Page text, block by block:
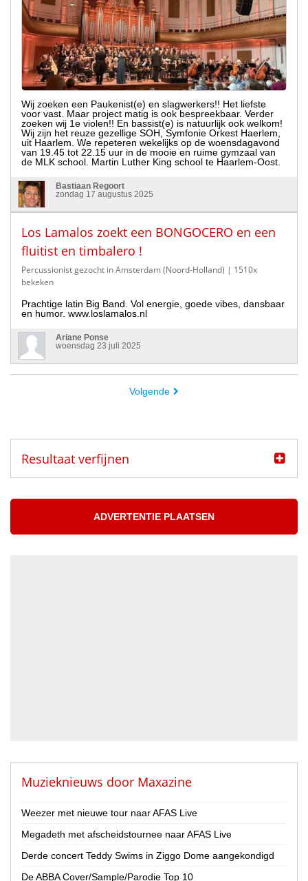
Wij zoeken een Paukenist(e) en slagwerkers!! Het liefste
voor vast. Maar project matig is ook bespreekbaar. Verder
zoeken wij 1e violen!! En bassist(e) is natuurlijk ook welkom!
Wij zijn het reuze gezellige SOH, Symfonie Orkest Haerlem,
uit Haarlem. We repeteren wekelijks op de woensdagavond
van 19.45 tot 22.15 uur in de mooie en ruime gymzaal van
de MLK school. Martin Luther King school te Haarlem-Oost.
Bastiaan Regoort
zondag 17 augustus 2025
Los Lamalos zoekt een BONGOCERO en een
fluitist en timbalero !
Percussionist gezocht in Amsterdam (Noord-Holland) | 1510x
bekeken
Prachtige latin Big Band. Vol energie, goede vibes, dansbaar
en humor. www.loslamalos.nl
Ariane Ponse
woensdag 23 juli 2025
Volgende
Resultaat verfijnen
Muzikanten aangeboden
Muzikanten gezocht
Nederland
België
Provincie
ADVERTENTIE PLAATSEN
Muzieknieuws door Maxazine
Weezer met nieuwe tour naar AFAS Live
Megadeth met afscheidstournee naar AFAS Live
Derde concert Teddy Swims in Ziggo Dome aangekondigd
De ABBA Cover/Sample/Parodie Top 10